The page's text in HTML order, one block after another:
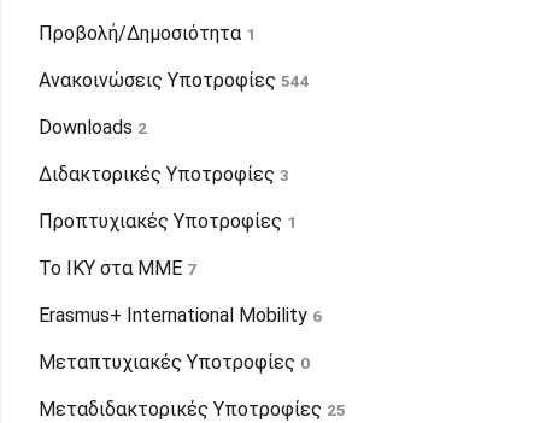
Προβολή/Δημοσιότητα 1
Ανακοινώσεις Υποτροφίες 544
Downloads 2
Διδακτορικές Υποτροφίες 3
Προπτυχιακές Υποτροφίες 1
To IKY στα ΜΜΕ 7
Erasmus+ International Mobility 6
Μεταπτυχιακές Υποτροφίες 0
Μεταδιδακτορικές Υποτροφίες 25